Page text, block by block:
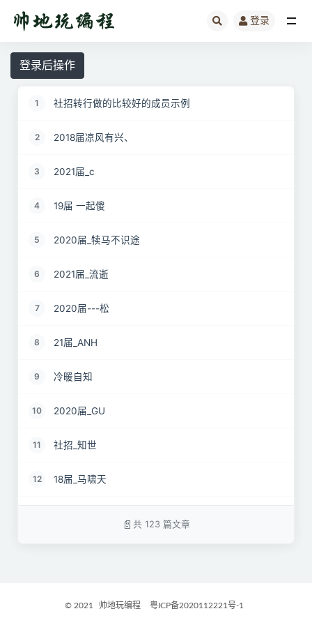
登录
登录后操作
1 社招转行做的比较好的成员示例
2 2018届凉风有兴、
3 2021届_c
4 19届 一起傻
5 2020届_犊马不识途
6 2021届_流逝
7 2020届---松
8 21届_ANH
9 冷暖自知
10 2020届_GU
11 社招_知世
12 18届_马啸天
共 123 篇文章
© 2021 帅地玩编程 粤ICP备2020112221号-1